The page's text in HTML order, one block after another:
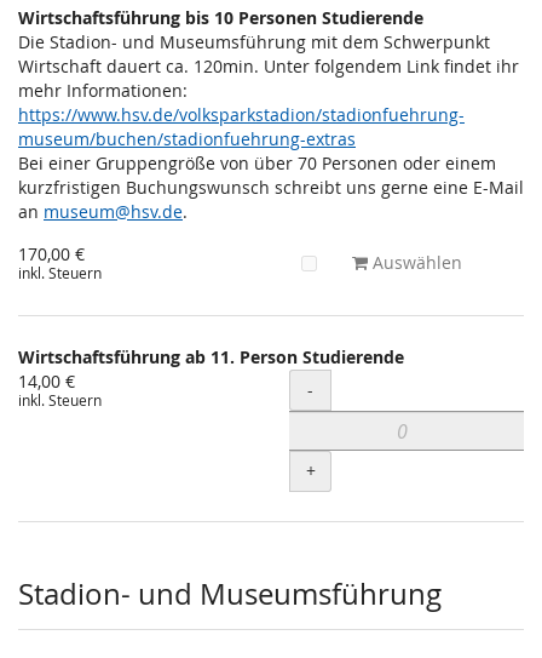
Wirtschaftsführung bis 10 Personen Studierende
Die Stadion- und Museumsführung mit dem Schwerpunkt
Wirtschaft dauert ca. 120min. Unter folgendem Link findet ihr
mehr Informationen:
https://www.hsv.de/volksparkstadion/stadionfuehrung-
museum/buchen/stadionfuehrung-extras
Bei einer Gruppengröße von über 70 Personen oder einem
kurzfristigen Buchungswunsch schreibt uns gerne eine E-Mail
an museum@hsv.de.
170,00 €
inkl. Steuern Auswählen
Wirtschaftsführung ab 11. Person Studierende
14,00 €
inkl. Steuern Menge
-
+
Stadion- und Museumsführung